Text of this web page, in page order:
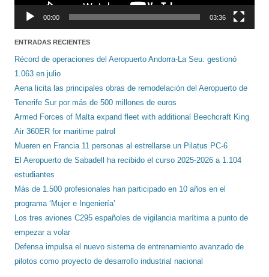
00:00 03:36
ENTRADAS RECIENTES
Récord de operaciones del Aeropuerto Andorra-La Seu: gestionó
1.063 en julio
Aena licita las principales obras de remodelación del Aeropuerto de
Tenerife Sur por más de 500 millones de euros
Armed Forces of Malta expand fleet with additional Beechcraft King
Air 360ER for maritime patrol
Mueren en Francia 11 personas al estrellarse un Pilatus PC-6
El Aeropuerto de Sabadell ha recibido el curso 2025-2026 a 1.104
estudiantes
Más de 1.500 profesionales han participado en 10 años en el
programa ‘Mujer e Ingeniería’
Los tres aviones C295 españoles de vigilancia marítima a punto de
empezar a volar
Defensa impulsa el nuevo sistema de entrenamiento avanzado de
pilotos como proyecto de desarrollo industrial nacional